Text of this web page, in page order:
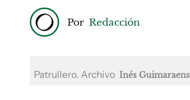
Por Redacción
Patrullero. Archivo Inés Guimaraens